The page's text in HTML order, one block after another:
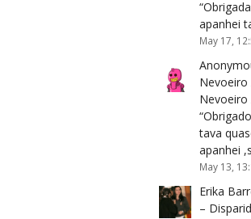
“
apanhei
May 17,
Nevoeiro
“
tava
apanhei
May 13,
Erika
–